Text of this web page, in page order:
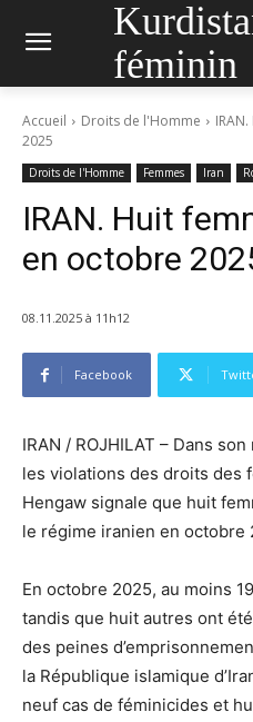
féminin
Accueil Droits de l'Homme
2025
Droits de l'Homme Femmes Iran
IRAN. Huit
en octobre
08.11.2025 à 11h12
Facebook
IRAN / ROJHILAT – Dans
les violations des droits des
Hengaw signale que huit
le régime iranien en octobre
En octobre 2025, au moins
tandis que huit autres ont
des peines
la République islamique
neuf cas de féminicides et